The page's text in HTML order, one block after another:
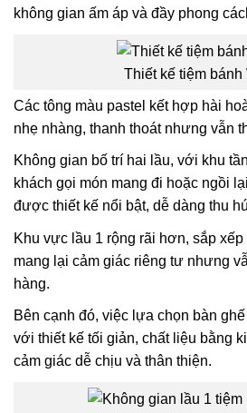
không gian ấm áp và đầy phong
Thiết kế tiệm bánh
Các tông màu pastel kết hợp hài
nhẹ nhàng, thanh thoát nhưng vẫn
Không gian bố trí hai lầu, với khu
khách gọi món mang đi hoặc ngồi
được thiết kế nổi bật, dễ dàng thu
Khu vực lầu 1 rộng rãi hơn, sắp
mang lại cảm giác riêng tư nhưng
hàng.
Bên cạnh đó, việc lựa chọn bàn
với thiết kế tối giản, chất liệu bằng
cảm giác dễ chịu và thân thiện.